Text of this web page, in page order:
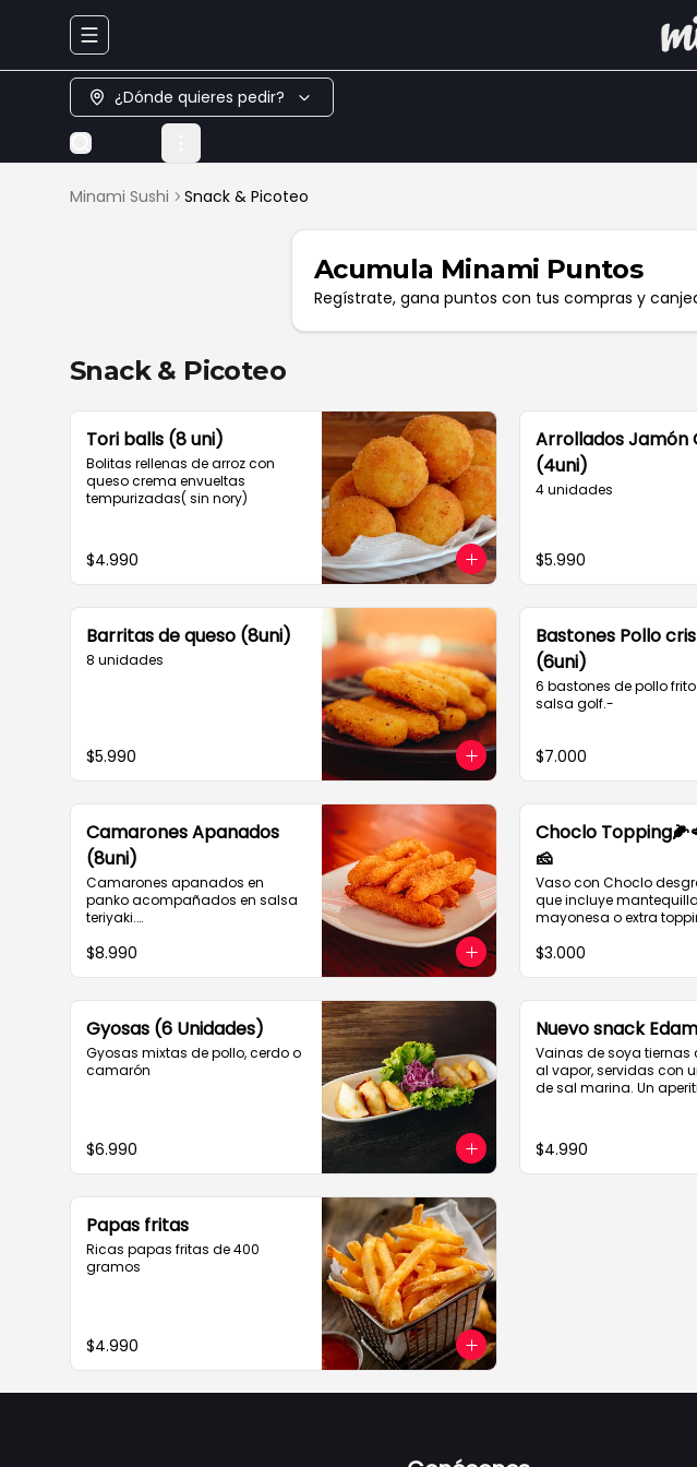
Abrir menu de navegación
¿Dónde quieres pedir?
Minami Sushi Snack & Picoteo
Acumula Minami Puntos
Regístrate, gana puntos con tus compras y
Snack & Picoteo
Tori balls (8 uni)
Bolitas rellenas de arroz con
queso crema envueltas
tempurizadas( sin nory)
$4.990
Arrollados Jamón
(4uni)
4 unidades
$5.990
Barritas de queso (8uni)
8 unidades
$5.990
Bastones Pollo
(6uni)
6 bastones de pollo
salsa golf.-
$7.000
Camarones Apanados
(8uni)
Camarones apanados en
panko acompañados en salsa
teriyaki.
$8.990
Choclo Topping🌽🥩🍳🍗
🧀
Vaso con Choclo
que incluye
mayonesa o extra
SALSA CHEDDAR
A LO POBRE
CEBOLLA CARAMELIZADA
TRUTOS BBQ
$3.000
Gyosas (6 Unidades)
Gyosas mixtas de pollo, cerdo o
camarón
$6.990
Nuevo snack
Vainas de soya tiernas
al vapor, servidas con
de sal marina. Un
acompañar tus
Disfrútalas al estilo
japonés, comiéndolas
$4.990
Papas fritas
Ricas papas fritas de 400
gramos
$4.990